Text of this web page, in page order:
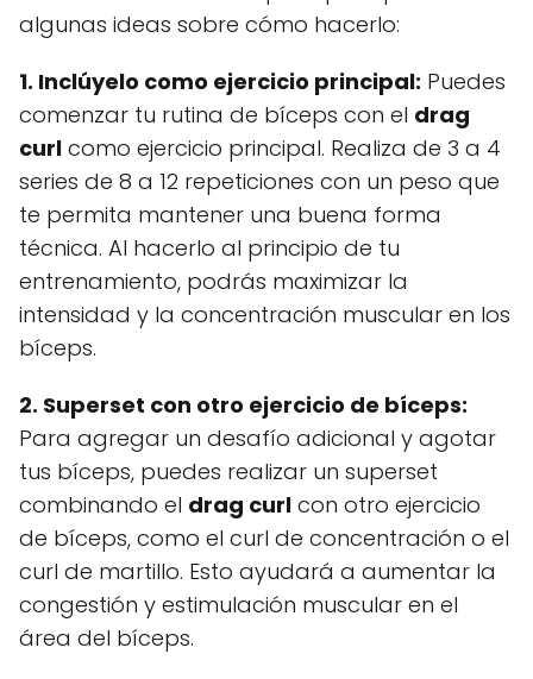
algunas ideas sobre cómo hacerlo:
1. Inclúyelo como ejercicio principal: Puedes
comenzar tu rutina de bíceps con el drag
curl como ejercicio principal. Realiza de 3 a 4
series de 8 a 12 repeticiones con un peso que
te permita mantener una buena forma
técnica. Al hacerlo al principio de tu
entrenamiento, podrás maximizar la
intensidad y la concentración muscular en los
bíceps.
2. Superset con otro ejercicio de bíceps:
Para agregar un desafío adicional y agotar
tus bíceps, puedes realizar un superset
combinando el drag curl con otro ejercicio
de bíceps, como el curl de concentración o el
curl de martillo. Esto ayudará a aumentar la
congestión y estimulación muscular en el
área del bíceps.